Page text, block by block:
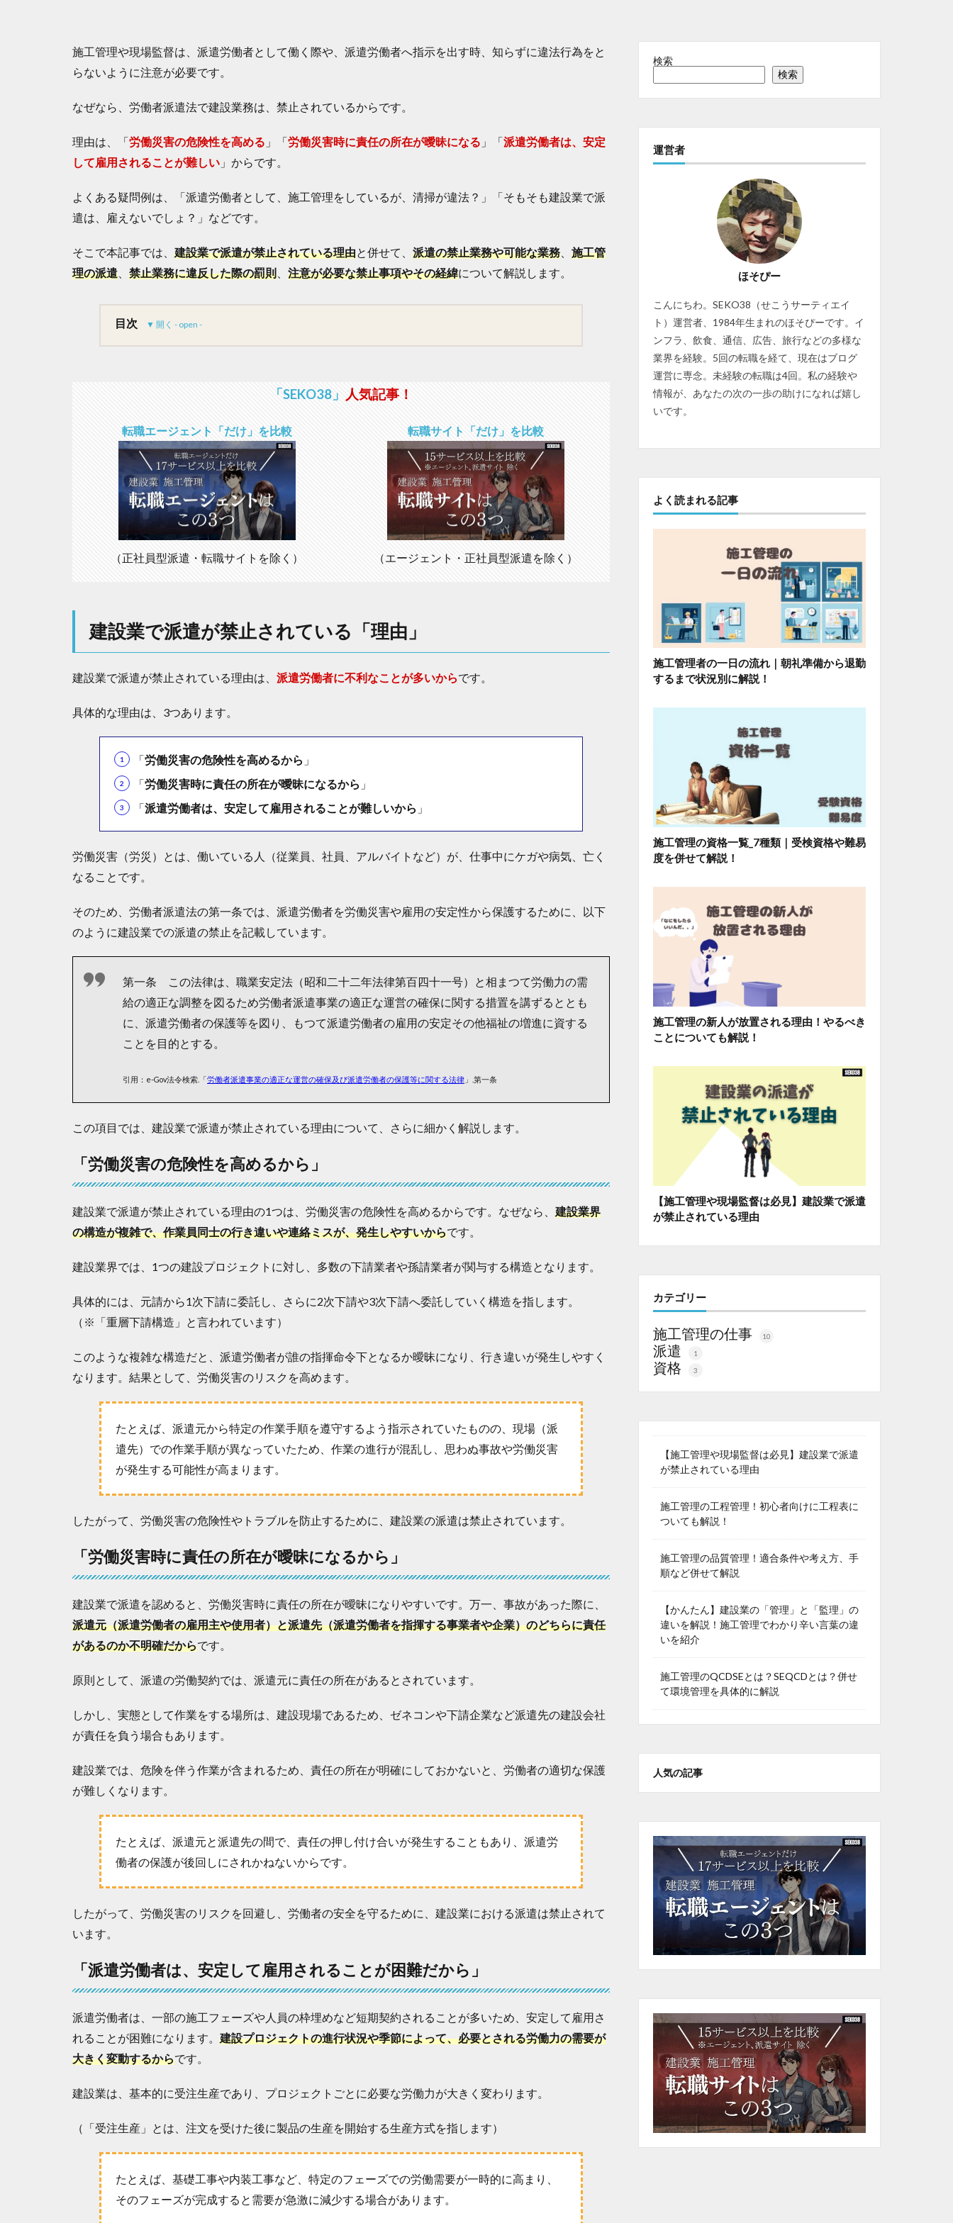
施工管理や現場監督は、派遣労働者として働く際や、派遣労働者へ指示を出す時、知らずに違法行為をと
らないように注意が必要です。
なぜなら、労働者派遣法で建設業務は、禁止されているからです。
理由は、「労働災害の危険性を高める 」「労働災害時に責任の所在が曖昧になる 」「派遣労働者は、安定
して雇用されることが難しい 」からです。
よくある疑問例は、「派遣労働者として、施工管理をしているが、清掃が違法？」「そもそも建設業で派
遣は、雇えないでしょ？」などです。
そこで本記事では、 建設業で派遣が禁止されている理由と併せて、 派遣の禁止業務や可能な業務
施工管
理の派遣
禁止業務に違反した際の罰則 注意が必要な禁止事項やその経緯について解説します。
目次
派
遣
が
止
さ
る
」
労
災
害
の
危
険
性
を
高
か
」
1.2
「
労
害
時
に
責
任
在
が
昧
な
る
か
ら
」
1.3
派
労
働
者
、
安
し
雇
用
さ
れ
る
と
困
難
だ
か
ら
」
2
設
の
派
遣
「
禁
止
の
務
」
可
な
」
設
の
派
で
止
務
「SEKO38」 人気記事！
転職エージェント「だけ」を比較
（正社員型派遣・転職サイトを除く）
転職サイト「だけ」を比較
（エージェント・正社員型派遣を除く）
建設業で派遣が禁止されている「理由」
建設業で派遣が禁止されている理由は、 派遣労働者に不利なことが多いからです。
具体的な理由は、3つあります。
「労働災害の危険性を高めるから 」
「労働災害時に責任の所在が曖昧になるから 」
「派遣労働者は、安定して雇用されることが難しいから 」
労働災害（労災）とは、働いている人（従業員、社員、アルバイトなど）が、仕事中にケガや病気、亡く
なることです。
そのため、労働者派遣法の第一条では、派遣労働者を労働災害や雇用の安定性から保護するために、以下
のように建設業での派遣の禁止を記載しています。
第一条 この法律は、職業安定法（昭和二十二年法律第百四十一号）と相まつて労働力の需
給の適正な調整を図るため労働者派遣事業の適正な運営の確保に関する措置を講ずるととも
に、派遣労働者の保護等を図り、もつて派遣労働者の雇用の安定その他福祉の増進に資する
ことを目的とする。
引用：e-Gov法令検索.「労働者派遣事業の適正な運営の確保及び派遣労働者の保護等に関する法律 」.第一条
この項目では、建設業で派遣が禁止されている理由について、さらに細かく解説します。
「労働災害の危険性を高めるから」
建設業で派遣が禁止されている理由の1つは、労働災害の危険性を高めるからです。なぜなら、 建設業界
の構造が複雑で、作業員同士の行き違いや連絡ミスが、発生しやすいからです。
建設業界では、1つの建設プロジェクトに対し、多数の下請業者や孫請業者が関与する構造となります。
具体的には、元請から1次下請に委託し、さらに2次下請や3次下請へ委託していく構造を指します。
（※「重層下請構造」と言われています）
このような複雑な構造だと、派遣労働者が誰の指揮命令下となるか曖昧になり、行き違いが発生しやすく
なります。結果として、労働災害のリスクを高めます。
たとえば、派遣元から特定の作業手順を遵守するよう指示されていたものの、現場（派
遣先）での作業手順が異なっていたため、作業の進行が混乱し、思わぬ事故や労働災害
が発生する可能性が高まります。
したがって、労働災害の危険性やトラブルを防止するために、建設業の派遣は禁止されています。
「労働災害時に責任の所在が曖昧になるから」
建設業で派遣を認めると、労働災害時に責任の所在が曖昧になりやすいです。万一、事故があった際に、
派遣元（派遣労働者の雇用主や使用者）と派遣先（派遣労働者を指揮する事業者や企業）のどちらに責任
があるのか不明確だからです。
原則として、派遣の労働契約では、派遣元に責任の所在があるとされています。
しかし、実態として作業をする場所は、建設現場であるため、ゼネコンや下請企業など派遣先の建設会社
が責任を負う場合もあります。
建設業では、危険を伴う作業が含まれるため、責任の所在が明確にしておかないと、労働者の適切な保護
が難しくなります。
たとえば、派遣元と派遣先の間で、責任の押し付け合いが発生することもあり、派遣労
働者の保護が後回しにされかねないからです。
したがって、労働災害のリスクを回避し、労働者の安全を守るために、建設業における派遣は禁止されて
います。
「派遣労働者は、安定して雇用されることが困難だから」
派遣労働者は、一部の施工フェーズや人員の枠埋めなど短期契約されることが多いため、安定して雇用さ
れることが困難になります。 建設プロジェクトの進行状況や季節によって、必要とされる労働力の需要が
大きく変動するからです。
建設業は、基本的に受注生産であり、プロジェクトごとに必要な労働力が大きく変わります。
（「受注生産」とは、注文を受けた後に製品の生産を開始する生産方式を指します）
たとえば、基礎工事や内装工事など、特定のフェーズでの労働需要が一時的に高まり、
そのフェーズが完成すると需要が急激に減少する場合があります。
検索
検索
運営者
ほそぴー
こんにちわ。SEKO38（せこうサーティエイ
ト）運営者、1984年生まれのほそぴーです。イ
ンフラ、飲食、通信、広告、旅行などの多様な
業界を経験。5回の転職を経て、現在はブログ
運営に専念。未経験の転職は4回。私の経験や
情報が、あなたの次の一歩の助けになれば嬉し
いです。
よく読まれる記事
施工管理者の一日の流れ｜朝礼準備から退勤
するまで状況別に解説！
施工管理の資格一覧_7種類｜受検資格や難易
度を併せて解説！
施工管理の新人が放置される理由！やるべき
ことについても解説！
【施工管理や現場監督は必見】建設業で派遣
が禁止されている理由
カテゴリー
施工管理の仕事 10
派遣 1
資格 3
【施工管理や現場監督は必見】建設業で派遣
が禁止されている理由
施工管理の工程管理！初心者向けに工程表に
ついても解説！
施工管理の品質管理！適合条件や考え方、手
順など併せて解説
【かんたん】建設業の「管理」と「監理」の
違いを解説！施工管理でわかり辛い言葉の違
いを紹介
施工管理のQCDSEとは？SEQCDとは？併せ
て環境管理を具体的に解説
人気の記事